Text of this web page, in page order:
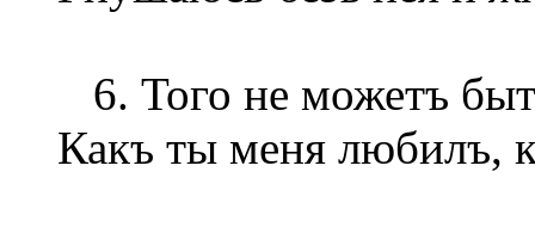
6. Того не можетъ
Какъ ты меня любилъ,